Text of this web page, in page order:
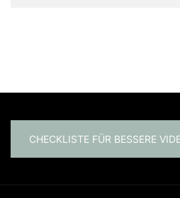
CHECKLISTE FÜR BESSERE